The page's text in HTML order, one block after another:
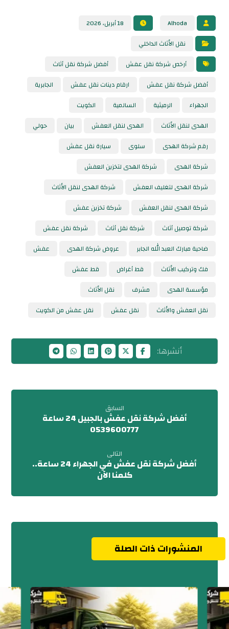
Alhoda
18 أبريل، 2026
نقل الأثاث الداخلي
أرخص شركة نقل عفش
أفضل شركة نقل أثاث
أفضل شركة نقل عفش
ارقام دينات نقل عفش
الجابرية
الجهراء
الرميثية السالمية
الكويت
الهدى لنقل الأثاث
الهدى لنقل العفش بيان
حولي
رقم شركة الهدى
سلوى
سيارة نقل عفش
شركة الهدى
شركة الهدى لتخزين العفش
شركة الهدى لتغليف العفش
شركة الهدى لنقل الأثاث
شركة الهدى لنقل العفش
شركة تخزين عفش
شركة توصيل أثاث
شركة نقل أثاث
شركة نقل عفش
ضاحية مبارك العبد الله الجابر
عروض شركة الهدى
عفش
فك وتركيب الأثاث
قط أغراض
قط عفش
مؤسسة الهدى
مشرف
نقل الأثاث
نقل العفش والأثاث
نقل عفش نقل عفش من الكويت
السابق
أفضل شركة نقل عفش بالجبيل 24 ساعة
0539600777
التالى
أفضل شركة نقل عفش في الجهراء 24 ساعة..
كلمنا الآن
المنشورات ذات الصلة